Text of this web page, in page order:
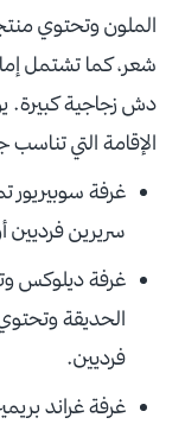
الملون وتحتوي
شعر، كما تشتمل
دش زجاجية كبيرة.
الإقامة التي
سريرين
الحديقة
فرديين.
غرفة غراند